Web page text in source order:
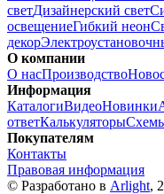
светДизайнерский свет
освещениеГибкий неон
декор
О компании
О насПроизводство
Информация
КаталогиВидеоНовинки
ответКалькуляторы
Покупателям
Контакты
Правовая информация
© Разработано в Arlight,